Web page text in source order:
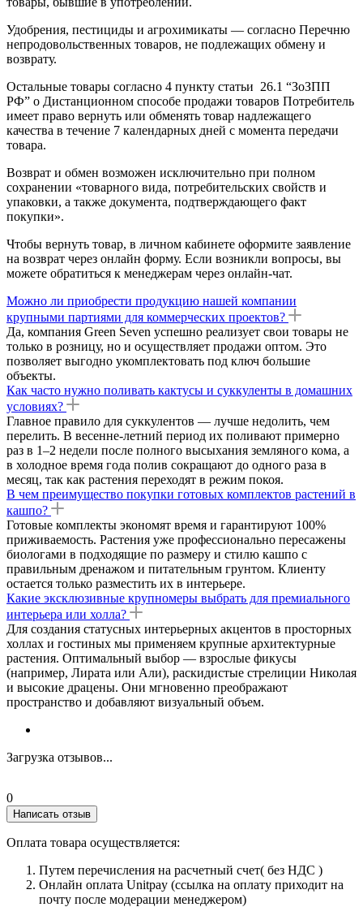
Удобрения, пестициды и агрохимикаты — согласно Перечню
непродовольственных товаров, не подлежащих обмену и
возврату.
Остальные товары согласно 4 пункту статьи 26.1 “ЗоЗПП
РФ” о Дистанционном способе продажи товаров Потребитель
имеет право вернуть или обменять товар надлежащего
качества в течение 7 календарных дней с момента передачи
товара.
Возврат и обмен возможен исключительно при полном
сохранении «товарного вида, потребительских свойств и
упаковки, а также документа, подтверждающего факт
покупки».
Чтобы вернуть товар, в личном кабинете оформите заявление
на возврат через онлайн форму. Если возникли вопросы, вы
можете обратиться к менеджерам через онлайн-чат.
Можно ли приобрести продукцию нашей компании
крупными партиями для коммерческих проектов?
Да, компания Green Seven успешно реализует свои товары не
только в розницу, но и осуществляет продажи оптом. Это
позволяет выгодно укомплектовать под ключ большие
объекты.
Как часто нужно поливать кактусы и суккуленты в домашних
условиях?
Главное правило для суккулентов — лучше недолить, чем
перелить. В весенне-летний период их поливают примерно
раз в 1–2 недели после полного высыхания земляного кома, а
в холодное время года полив сокращают до одного раза в
месяц, так как растения переходят в режим покоя.
В чем преимущество покупки готовых комплектов растений в
кашпо?
Готовые комплекты экономят время и гарантируют 100%
приживаемость. Растения уже профессионально пересажены
биологами в подходящие по размеру и стилю кашпо с
правильным дренажом и питательным грунтом. Клиенту
остается только разместить их в интерьере.
Какие эксклюзивные крупномеры выбрать для премиального
интерьера или холла?
Для создания статусных интерьерных акцентов в просторных
холлах и гостиных мы применяем крупные архитектурные
растения. Оптимальный выбор — взрослые фикусы
(например, Лирата или Али), раскидистые стрелиции Николая
и высокие драцены. Они мгновенно преображают
пространство и добавляют визуальный объем.
Загрузка отзывов...
0
Написать отзыв
Оплата товара осуществляется:
Путем перечисления на расчетный счет( без НДС )
Онлайн оплата Unitpay (ссылка на оплату приходит на
почту после модерации менеджером)